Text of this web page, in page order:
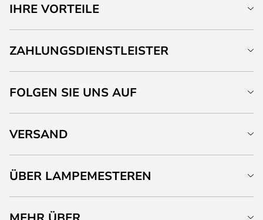
IHRE VORTEILE
ZAHLUNGSDIENSTLEISTER
FOLGEN SIE UNS AUF
VERSAND
ÜBER LAMPEMESTEREN